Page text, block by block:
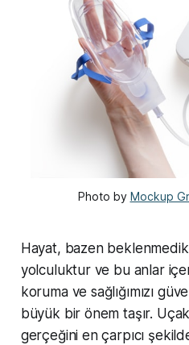
Photo by Mockup
Hayat, bazen
yolculuktur ve bu anlar
koruma ve sağlığımızı
büyük bir önem taşır.
gerçeğini en çarpıcı